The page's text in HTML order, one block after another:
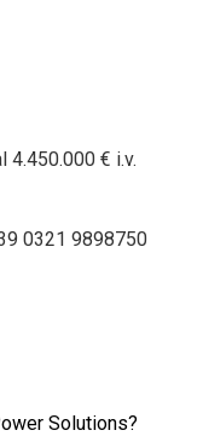
4.450.000 € i.v.
0321 9898750
Solutions?